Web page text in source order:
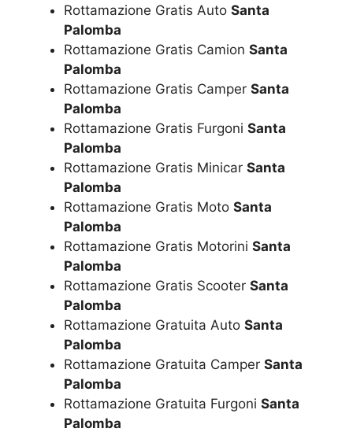
Rottamazione Gratis Auto Santa
Palomba
Rottamazione Gratis Camion Santa
Palomba
Rottamazione Gratis Camper Santa
Palomba
Rottamazione Gratis Furgoni Santa
Palomba
Rottamazione Gratis Minicar Santa
Palomba
Rottamazione Gratis Moto Santa
Palomba
Rottamazione Gratis Motorini Santa
Palomba
Rottamazione Gratis Scooter Santa
Palomba
Rottamazione Gratuita Auto Santa
Palomba
Rottamazione Gratuita Camper Santa
Palomba
Rottamazione Gratuita Furgoni Santa
Palomba